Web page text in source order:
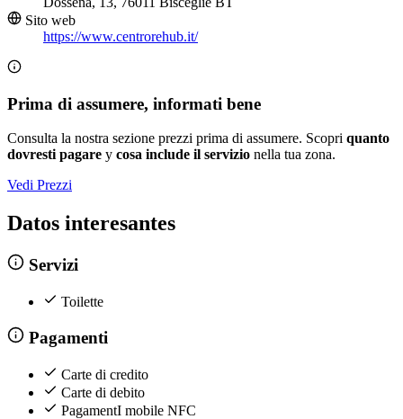
Sito web
https://www.centrorehub.it/
Prima di assumere, informati bene
Consulta la nostra sezione prezzi prima di assumere. Scopri quanto
dovresti pagare y cosa include il servizio nella tua zona.
Vedi Prezzi
Datos interesantes
Servizi
Toilette
Pagamenti
Carte di credito
Carte di debito
PagamentI mobile NFC